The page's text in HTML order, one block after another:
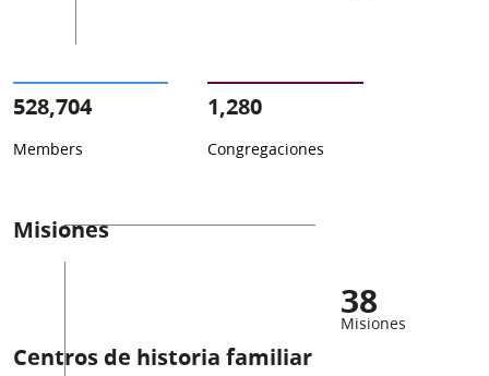
528,704
Members
1,280
Congregaciones
Misiones
38
Misiones
Centros de historia familiar